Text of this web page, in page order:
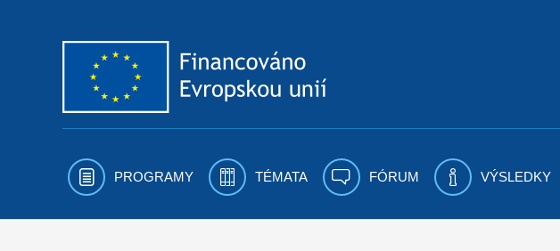
PROGRAMY TÉMATA FÓRUM VÝSLEDKY